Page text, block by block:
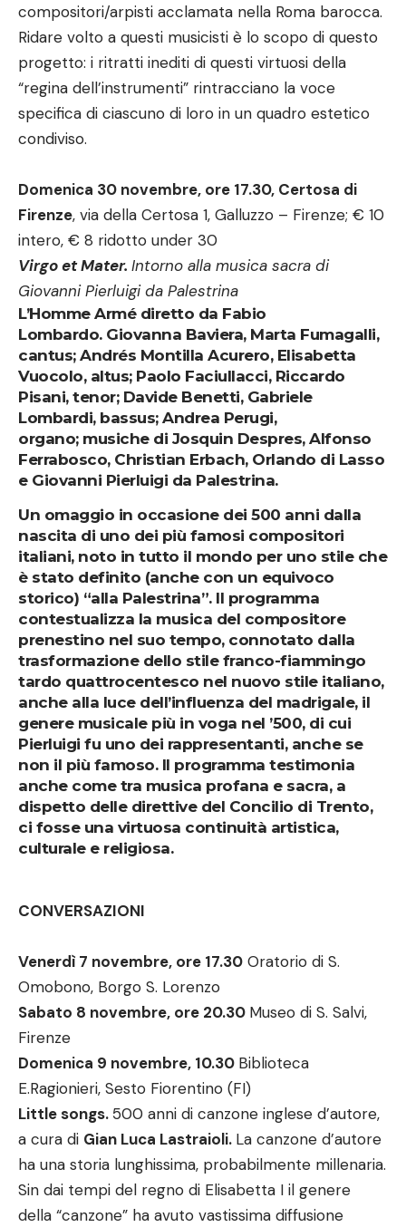
compositori/arpisti acclamata nella Roma barocca.
Ridare volto a questi musicisti è lo scopo di questo
progetto: i ritratti inediti di questi virtuosi della
“regina dell’instrumenti” rintracciano la voce
specifica di ciascuno di loro in un quadro estetico
condiviso.
Domenica 30 novembre, ore 17.30, Certosa di
Firenze, via della Certosa 1, Galluzzo – Firenze; € 10
intero, € 8 ridotto under 30
Virgo et Mater. Intorno alla musica sacra di
Giovanni Pierluigi da Palestrina
L’Homme Armé diretto da Fabio
Lombardo. Giovanna Baviera, Marta Fumagalli,
cantus; Andrés Montilla Acurero, Elisabetta
Vuocolo, altus; Paolo Faciullacci, Riccardo
Pisani, tenor; Davide Benetti, Gabriele
Lombardi, bassus; Andrea Perugi,
organo; musiche di Josquin Despres, Alfonso
Ferrabosco, Christian Erbach, Orlando di Lasso
e Giovanni Pierluigi da Palestrina.
Un omaggio in occasione dei 500 anni dalla
nascita di uno dei più famosi compositori
italiani, noto in tutto il mondo per uno stile che
è stato definito (anche con un equivoco
storico) “alla Palestrina”. Il programma
contestualizza la musica del compositore
prenestino nel suo tempo, connotato dalla
trasformazione dello stile franco-fiammingo
tardo quattrocentesco nel nuovo stile italiano,
anche alla luce dell’influenza del madrigale, il
genere musicale più in voga nel ’500, di cui
Pierluigi fu uno dei rappresentanti, anche se
non il più famoso. Il programma testimonia
anche come tra musica profana e sacra, a
dispetto delle direttive del Concilio di Trento,
ci fosse una virtuosa continuità artistica,
culturale e religiosa.
CONVERSAZIONI
Venerdì 7 novembre, ore 17.30 Oratorio di S.
Omobono, Borgo S. Lorenzo
Sabato 8 novembre, ore 20.30 Museo di S. Salvi,
Firenze
Domenica 9 novembre, 10.30 Biblioteca
E.Ragionieri, Sesto Fiorentino (FI)
Little songs.500 anni di canzone inglese d’autore,
a cura di Gian Luca Lastraioli. La canzone d’autore
ha una storia lunghissima, probabilmente millenaria.
Sin dai tempi del regno di Elisabetta I il genere
della “canzone” ha avuto vastissima diffusione